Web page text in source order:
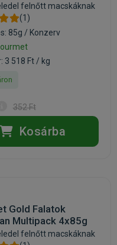
felnőtt macskáknak
(1)
85g / Konzerv
3 518 Ft / kg
352 Ft
Kosárba
Gold Falatok
Multipack 4x85g
felnőtt macskáknak